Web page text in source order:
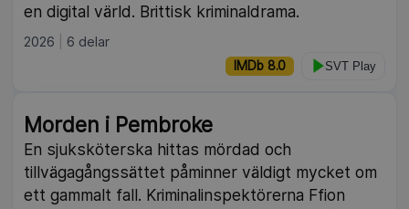
en digital värld. Brittisk kriminaldrama.
2026 6 delar
IMDb 8.0 SVT Play
Morden i Pembroke
En sjuksköterska hittas mördad och
tillvägagångssättet påminner väldigt mycket om
ett gammalt fall. Kriminalinspektörerna Ffion